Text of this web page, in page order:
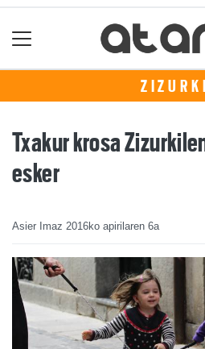
Txakur krosa
esker
Asier Imaz 2016ko apirilaren 6a